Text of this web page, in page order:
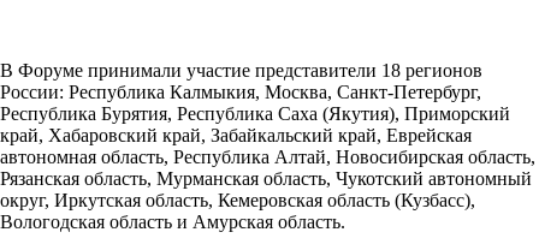
В Форуме принимали участие представители 18 регионов
России: Республика Калмыкия, Москва, Санкт-Петербург,
Республика Бурятия, Республика Саха (Якутия), Приморский
край, Хабаровский край, Забайкальский край, Еврейская
автономная область, Республика Алтай, Новосибирская область,
Рязанская область, Мурманская область, Чукотский автономный
округ, Иркутская область, Кемеровская область (Кузбасс),
Вологодская область и Амурская область.